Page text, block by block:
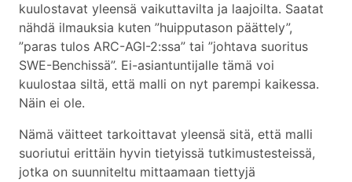
kuulostavat yleensä vaikuttavilta ja laajoilta. Saatat
nähdä ilmauksia kuten ”huipputason päättely”,
”paras tulos ARC-AGI-2:ssa” tai ”johtava suoritus
SWE-Benchissä”. Ei-asiantuntijalle tämä voi
kuulostaa siltä, että malli on nyt parempi kaikessa.
Näin ei ole.
Nämä väitteet tarkoittavat yleensä sitä, että malli
suoriutui erittäin hyvin tietyissä tutkimustesteissä,
jotka on suunniteltu mittaamaan tiettyjä